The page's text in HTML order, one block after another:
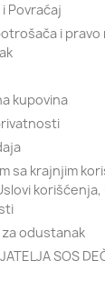
Povraćaj
i pravo
kupovina
sa krajnjim
korišćenja,
za odustanak
SOS